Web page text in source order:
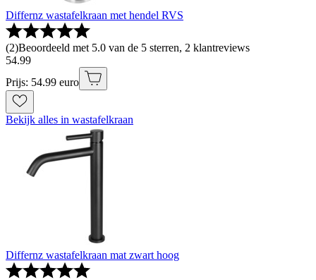
Differnz wastafelkraan met hendel RVS
(2)Beoordeeld met 5.0 van de 5 sterren, 2 klantreviews
54.99
Prijs: 54.99 euro
Bekijk alles in wastafelkraan
Differnz wastafelkraan mat zwart hoog